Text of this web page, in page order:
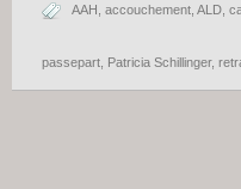
AAH accouchement ALD
passepart Patricia Schillinger,